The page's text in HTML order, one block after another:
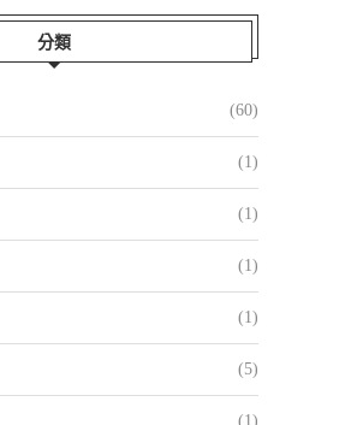
分類
(60)
(1)
(1)
(1)
(1)
(5)
(1)